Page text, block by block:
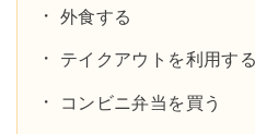
外食する
テイクアウトを利用する
コンビニ弁当を買う